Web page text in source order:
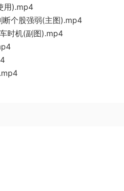
用).mp4
断个股强弱(主图).mp4
时机(副图).mp4